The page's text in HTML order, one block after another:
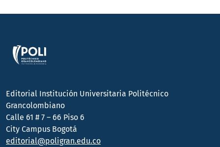
Editorial Institución Universitaria Politécnico
Grancolombiano
Calle 61 # 7 – 66 Piso 6
City Campus Bogotá
editorial@poligran.edu.co